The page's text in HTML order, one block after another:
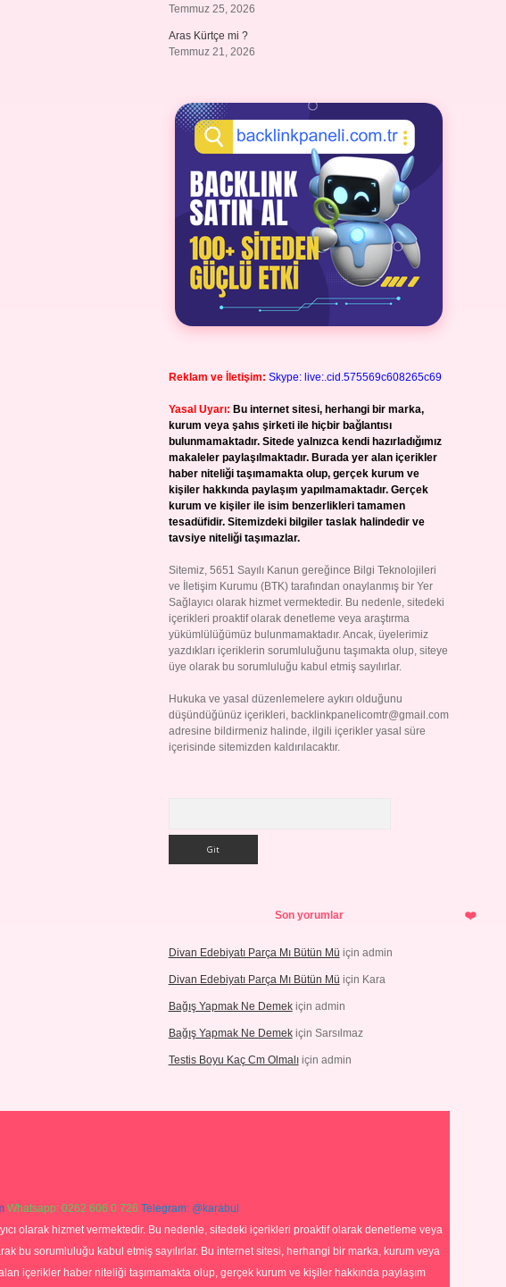
Temmuz 25, 2026
Aras Kürtçe mi ?
Temmuz 21, 2026
Reklam ve İletişim: Skype: live:.cid.575569c608265c69
Yasal Uyarı: Bu internet sitesi, herhangi bir marka,
kurum veya şahıs şirketi ile hiçbir bağlantısı
bulunmamaktadır. Sitede yalnızca kendi hazırladığımız
makaleler paylaşılmaktadır. Burada yer alan içerikler
haber niteliği taşımamakta olup, gerçek kurum ve
kişiler hakkında paylaşım yapılmamaktadır. Gerçek
kurum ve kişiler ile isim benzerlikleri tamamen
tesadüfidir. Sitemizdeki bilgiler taslak halindedir ve
tavsiye niteliği taşımazlar.
Sitemiz, 5651 Sayılı Kanun gereğince Bilgi Teknolojileri
ve İletişim Kurumu (BTK) tarafından onaylanmış bir Yer
Sağlayıcı olarak hizmet vermektedir. Bu nedenle, sitedeki
içerikleri proaktif olarak denetleme veya araştırma
yükümlülüğümüz bulunmamaktadır. Ancak, üyelerimiz
yazdıkları içeriklerin sorumluluğunu taşımakta olup, siteye
üye olarak bu sorumluluğu kabul etmiş sayılırlar.
Hukuka ve yasal düzenlemelere aykırı olduğunu
düşündüğünüz içerikleri, backlinkpanelicomtr@gmail.com
adresine bildirmeniz halinde, ilgili içerikler yasal süre
içerisinde sitemizden kaldırılacaktır.
Son yorumlar
Divan Edebiyatı Parça Mı Bütün Mü için admin
Divan Edebiyatı Parça Mı Bütün Mü için Kara
Bağış Yapmak Ne Demekiçin admin
Bağış Yapmak Ne Demekiçin Sarsılmaz
Testis Boyu Kaç Cm Olmalıiçin admin
Whatsapp: 0262 606 0 726 Telegram: @karabul
olarak hizmet vermektedir. Bu nedenle, sitedeki içerikleri proaktif olarak denetleme veya
bu sorumluluğu kabul etmiş sayılırlar. Bu internet sitesi, herhangi bir marka, kurum veya
içerikler haber niteliği taşımamakta olup, gerçek kurum ve kişiler hakkında paylaşım